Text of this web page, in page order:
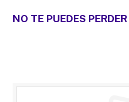
NO TE PUEDES PERDER